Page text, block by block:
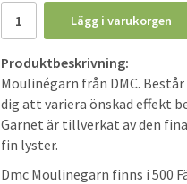
Lägg i varukorgen
Produktbeskrivning:
Moulinégarn från DMC.
dig att variera önskad effekt
Garnet är tillverkat av den
fin lyster.
Dmc Moulinegarn finns i 500